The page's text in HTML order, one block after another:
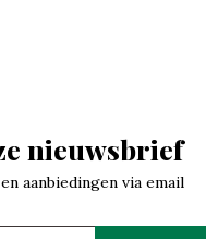
nieuwsbrief
aanbiedingen via email